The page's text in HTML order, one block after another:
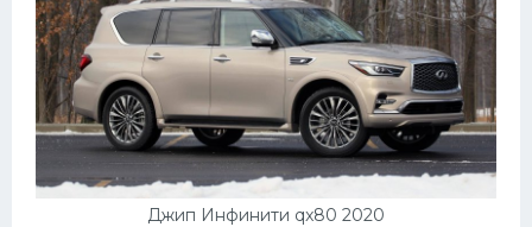
Джип Инфинити qx80 2020
Автокемпер
Феррари
Поезда
Мотоциклы